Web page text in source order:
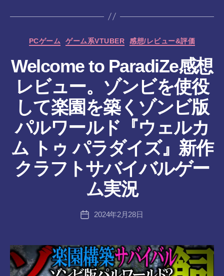
カ
ゴ
リ
ー
PCゲーム ゲーム系VTUBER 感想/レビュー&評価
Welcome to ParadiZe感想
レビュー。ゾンビを使役
して楽園を築くゾンビ版
パルワールド『ウェルカ
ム トゥ パラダイズ』新作
クラフトサバイバルゲー
ム実況
投
稿
作
成
者
a
8-
vr
投
2024年2月28日